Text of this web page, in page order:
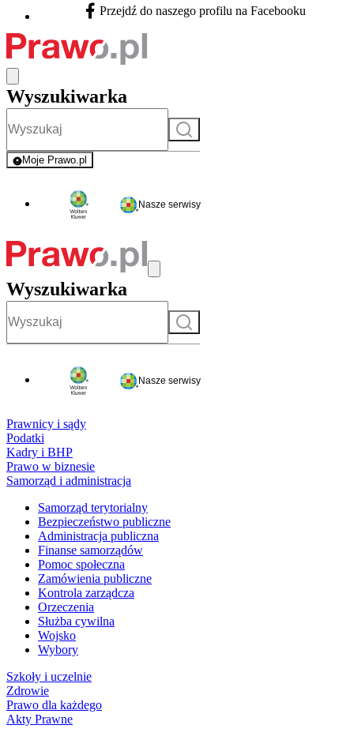
Facebook - otwiera się w nowej karcie
Przejdź do naszego profilu na Facebooku
Wyszukiwarka
Szukaj
Moje Prawo.pl
- rejestracja i logowanie do serwisu
Nasze serwisy
Wyszukiwarka
Szukaj
Nasze serwisy
Prawnicy i sądy
Podatki
Kadry i BHP
Prawo w biznesie
Samorząd i administracja
Samorząd terytorialny
Bezpieczeństwo publiczne
Administracja publiczna
Finanse samorządów
Pomoc społeczna
Zamówienia publiczne
Kontrola zarządcza
Orzeczenia
Służba cywilna
Wojsko
Wybory
Szkoły i uczelnie
Zdrowie
Prawo dla każdego
Akty Prawne